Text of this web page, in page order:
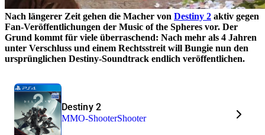
Nach längerer Zeit gehen die Macher von Destiny 2 aktiv gegen
Fan-Veröffentlichungen der Music of the Spheres vor. Der
Grund kommt für viele überraschend: Nach mehr als 4 Jahren
unter Verschluss und einem Rechtsstreit will Bungie nun den
ursprünglichen Destiny-Soundtrack endlich veröffentlichen.
Destiny 2
MMO-ShooterShooter